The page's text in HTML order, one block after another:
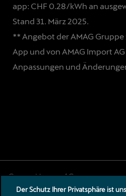
app: CHF 0.28/kWh an
Stand 31. März 2025.
** Angebot der AMAG
App und von AMAG Import
Anpassungen und
Wilerstrasse 106
Der Schutz Ihrer Privatsphäre ist